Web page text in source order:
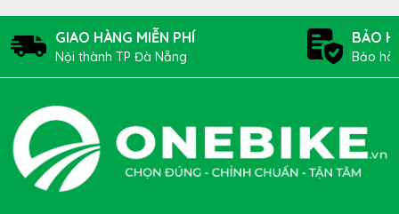
GIAO HÀNG MIỄN PHÍ
Nội thành TP Đà Nẵng
BẢO
Bảo